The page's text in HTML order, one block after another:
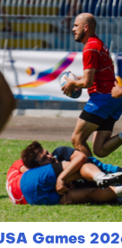
Games